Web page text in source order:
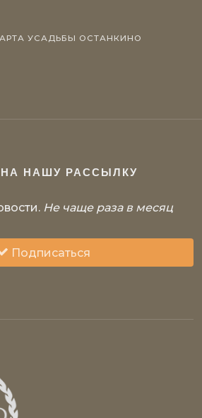
УСАДЬБЫ ОСТАНКИНО
НАШУ РАССЫЛКУ
Не чаще раза в месяц
Подписаться